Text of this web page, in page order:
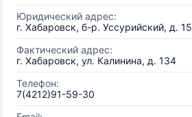
Юридический адрес:
г. Хабаровск, б-р. Уссурийский, д. 15
Фактический адрес:
г. Хабаровск, ул. Калинина, д. 134
Телефон:
7(4212)91-59-30